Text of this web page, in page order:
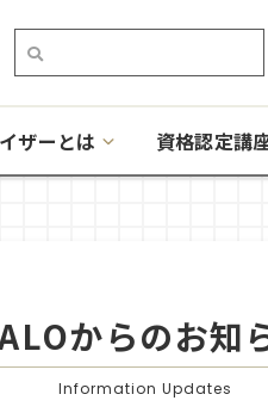
ザーとは 資格認定講
からのお知
Information Updates